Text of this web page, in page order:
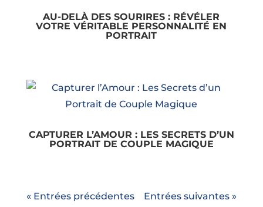
AU-DELÀ DES SOURIRES : RÉVÉLER
VOTRE VÉRITABLE PERSONNALITÉ EN
PORTRAIT
CAPTURER L’AMOUR : LES SECRETS D’UN
PORTRAIT DE COUPLE MAGIQUE
« Entrées précédentes Entrées suivantes »